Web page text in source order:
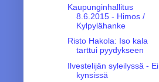
Kaupunginhallitus
8.6.2015 - Himos /
Kylpylähanke
Risto Hakola: Iso kala
tarttui pyydykseen
Ilvestelijän syleilyssä - Ei
kynsissä